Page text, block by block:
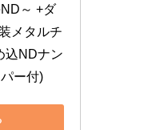
～ +ダ
メタルチ
込NDナン
ー付)